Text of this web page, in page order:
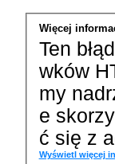
Więcej
Ten
wków
my
e
ć się z
Wyświetl więcej